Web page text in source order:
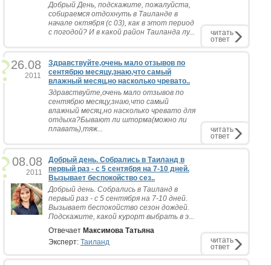
Добрый День, подскажите, пожалуйста,
собираемся отдохнуть в Таиланде в
начале октября (с 03), как в этот период
с погодой? И в какой район Таиланда лу...
читать
ответ
26.08
2011
Здравствуйте,очень мало отзывов по
сентябрю месяцу,знаю,что самый
влажный месяц,но насколько чревато..
Здравствуйте,очень мало отзывов по
сентябрю месяцу,знаю,что самый
влажный месяц,но насколько чревато для
отдыха?Бывают ли шторма(можно ли
плавать),тяж...
читать
ответ
08.08
2011
Добрый день. Собрались в Таиланд в
первый раз - с 5 сентября на 7-10 дней.
Вызывает беспокойство сез..
Добрый день. Собрались в Таиланд в
первый раз - с 5 сентября на 7-10 дней.
Вызывает беспокойство сезон дождей.
Подскажите, какой курорт выбрать в э...
Отвечает Максимова Татьяна
Эксперт: Таиланд читать
ответ